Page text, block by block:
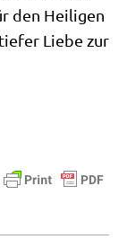
den Hei­li­gen
Lie­be zur